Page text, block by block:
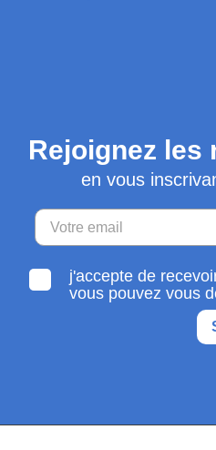
Rejoignez les
en vous
j'accepte de
vous pouvez vous